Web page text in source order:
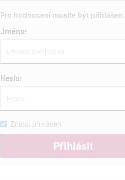
Pro hodnocení musíte být přihlášen.
Jméno:
Heslo:
Zůstat přihlášen